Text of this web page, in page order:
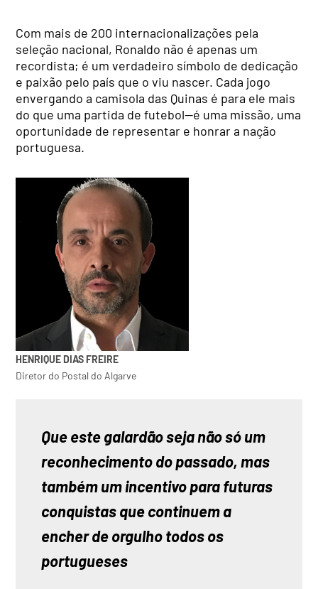
Com mais de 200 internacionalizações pela
seleção nacional, Ronaldo não é apenas um
recordista; é um verdadeiro símbolo de dedicação
e paixão pelo país que o viu nascer. Cada jogo
envergando a camisola das Quinas é para ele mais
do que uma partida de futebol—é uma missão, uma
oportunidade de representar e honrar a nação
portuguesa.
HENRIQUE DIAS FREIRE
Diretor do Postal do Algarve
Que este galardão seja não só um
reconhecimento do passado, mas
também um incentivo para futuras
conquistas que continuem a
encher de orgulho todos os
portugueses